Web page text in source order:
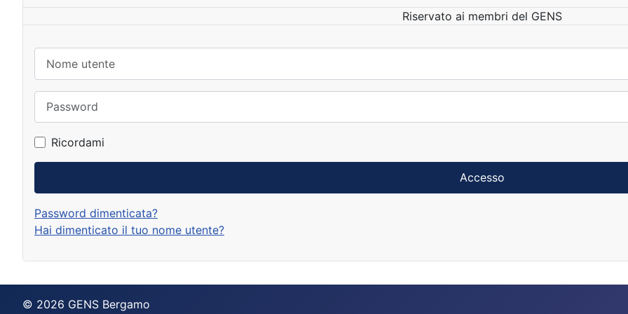
Riservato ai membri del GENS
Ricordami
Accesso
Password dimenticata?
Hai dimenticato il tuo nome utente?
© 2026 GENS Bergamo